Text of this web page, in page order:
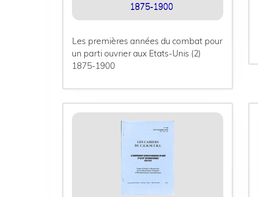
1875-1900
Les premières années du combat pour
un parti ouvrier aux Etats-Unis (2)
1875-1900